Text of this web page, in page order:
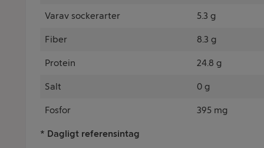
Varav sockerarter 5.3 g
Fiber 8.3 g
Protein 24.8 g
Salt 0 g
Fosfor 395 mg
* Dagligt referensintag